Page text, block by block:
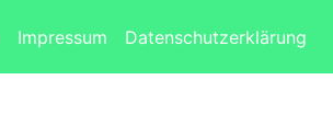
Impressum Datenschutzerklärung